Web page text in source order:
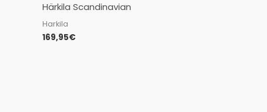
Härkila Scandinavian
Harkila
169,95€